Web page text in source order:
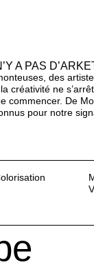
A PAS
des
créativité ne
commencer. De
pour notre